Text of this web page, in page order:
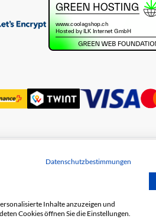
Datenschutzbestimmungen
Inhalte anzuzeigen und
Cookies öffnen Sie die Einstellungen.